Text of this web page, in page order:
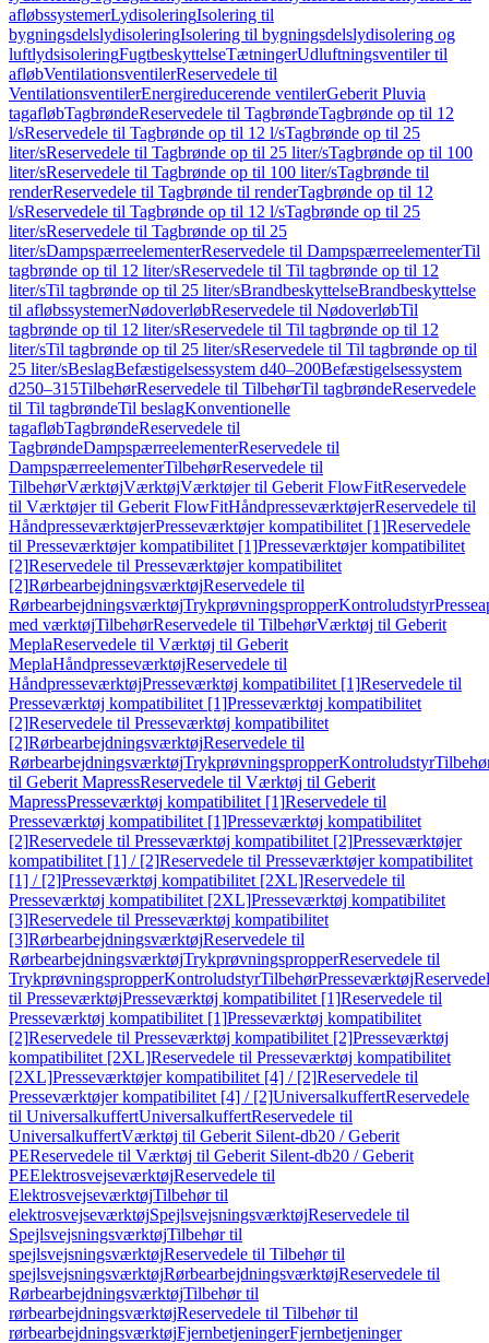
afløbssystemerLydisoleringIsolering til
bygningsdelslydisoleringIsolering til bygningsdelslydisolering og
luftlydsisoleringFugtbeskyttelseTætningerUdluftningsventiler til
afløbVentilationsventilerReservedele til
VentilationsventilerEnergireducerende ventilerGeberit Pluvia
tagafløbTagbrøndeReservedele til TagbrøndeTagbrønde op til 12
l/sReservedele til Tagbrønde op til 12 l/sTagbrønde op til 25
liter/sReservedele til Tagbrønde op til 25 liter/sTagbrønde op til 100
liter/sReservedele til Tagbrønde op til 100 liter/sTagbrønde til
renderReservedele til Tagbrønde til renderTagbrønde op til 12
l/sReservedele til Tagbrønde op til 12 l/sTagbrønde op til 25
liter/sReservedele til Tagbrønde op til 25
liter/sDampspærreelementerReservedele til DampspærreelementerTil
tagbrønde op til 12 liter/sReservedele til Til tagbrønde op til 12
liter/sTil tagbrønde op til 25 liter/sBrandbeskyttelseBrandbeskyttelse
til afløbssystemerNødoverløbReservedele til NødoverløbTil
tagbrønde op til 12 liter/sReservedele til Til tagbrønde op til 12
liter/sTil tagbrønde op til 25 liter/sReservedele til Til tagbrønde op til
25 liter/sBeslagBefæstigelsessystem d40–200Befæstigelsessystem
d250–315TilbehørReservedele til TilbehørTil tagbrøndeReservedele
til Til tagbrøndeTil beslagKonventionelle
tagafløbTagbrøndeReservedele til
TagbrøndeDampspærreelementerReservedele til
DampspærreelementerTilbehørReservedele til
TilbehørVærktøjVærktøjVærktøjer til Geberit FlowFitReservedele
til Værktøjer til Geberit FlowFitHåndpresseværktøjerReservedele til
HåndpresseværktøjerPresseværktøjer kompatibilitet [1]Reservedele
til Presseværktøjer kompatibilitet [1]Presseværktøjer kompatibilitet
[2]Reservedele til Presseværktøjer kompatibilitet
[2]RørbearbejdningsværktøjReservedele til
RørbearbejdningsværktøjTrykprøvningspropperKontroludstyr
med værktøjTilbehørReservedele til TilbehørVærktøj til Geberit
MeplaReservedele til Værktøj til Geberit
MeplaHåndpresseværktøjReservedele til
HåndpresseværktøjPresseværktøj kompatibilitet [1]Reservedele til
Presseværktøj kompatibilitet [1]Presseværktøj kompatibilitet
[2]Reservedele til Presseværktøj kompatibilitet
[2]RørbearbejdningsværktøjReservedele til
RørbearbejdningsværktøjTrykprøvningspropperKontroludstyr
til Geberit MapressReservedele til Værktøj til Geberit
MapressPresseværktøj kompatibilitet [1]Reservedele til
Presseværktøj kompatibilitet [1]Presseværktøj kompatibilitet
[2]Reservedele til Presseværktøj kompatibilitet [2]Presseværktøjer
kompatibilitet [1] / [2]Reservedele til Presseværktøjer kompatibilitet
[1] / [2]Presseværktøj kompatibilitet [2XL]Reservedele til
Presseværktøj kompatibilitet [2XL]Presseværktøj kompatibilitet
[3]Reservedele til Presseværktøj kompatibilitet
[3]RørbearbejdningsværktøjReservedele til
RørbearbejdningsværktøjTrykprøvningspropperReservedele til
TrykprøvningspropperKontroludstyrTilbehørPresseværktøj
til PresseværktøjPresseværktøj kompatibilitet [1]Reservedele til
Presseværktøj kompatibilitet [1]Presseværktøj kompatibilitet
[2]Reservedele til Presseværktøj kompatibilitet [2]Presseværktøj
kompatibilitet [2XL]Reservedele til Presseværktøj kompatibilitet
[2XL]Presseværktøjer kompatibilitet [4] / [2]Reservedele til
Presseværktøjer kompatibilitet [4] / [2]UniversalkuffertReservedele
til UniversalkuffertUniversalkuffertReservedele til
UniversalkuffertVærktøj til Geberit Silent-db20 / Geberit
PEReservedele til Værktøj til Geberit Silent-db20 / Geberit
PEElektrosvejseværktøjReservedele til
ElektrosvejseværktøjTilbehør til
elektrosvejseværktøjSpejlsvejsningsværktøjReservedele til
SpejlsvejsningsværktøjTilbehør til
spejlsvejsningsværktøjReservedele til Tilbehør til
spejlsvejsningsværktøjRørbearbejdningsværktøjReservedele til
RørbearbejdningsværktøjTilbehør til
rørbearbejdningsværktøjReservedele til Tilbehør til
rørbearbejdningsværktøjFjernbetjeningerFjernbetjeninger